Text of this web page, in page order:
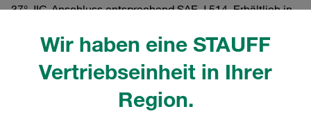
Wir haben eine STAUFF
Vertriebseinheit in Ihrer
Region.
37° JIC-Anschluss entsprechend SAE J 514. Erhältlich in
V2A und V4A. Maximaler Betriebsdruck von 630 bar.
Schutzkappe aus Metall. Optional mit Sechskant-
Schutzkappe aus Metall oder Kunststoff-Schutzkappe.